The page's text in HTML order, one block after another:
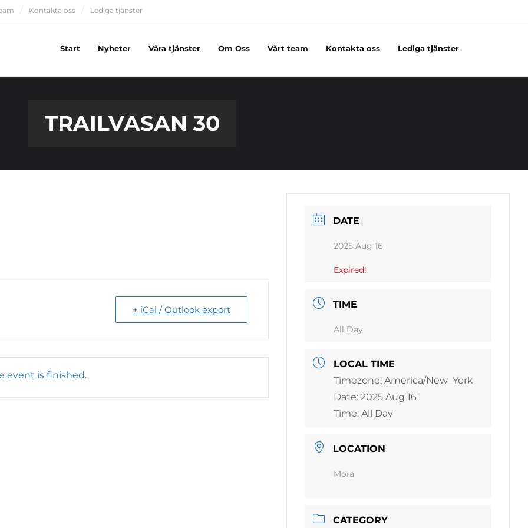
Kontakta oss Lediga tjänster
Start Nyheter Våra tjänster Om Oss Vårt team Kontakta oss Lediga tjänster
TRAILVASAN 30
+ iCal / Outlook export
event is finished.
DATE
2025 Aug 16
Expired!
TIME
All Day
LOCAL TIME
Timezone:America/New_York
Date:2025 Aug 16
Time:All Day
LOCATION
Mora
CATEGORY